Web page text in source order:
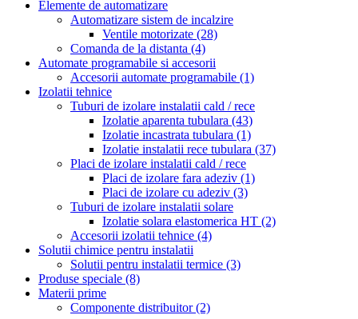
Elemente de automatizare
Automatizare sistem de incalzire
Ventile motorizate (28)
Comanda de la distanta (4)
Automate programabile si accesorii
Accesorii automate programabile (1)
Izolatii tehnice
Tuburi de izolare instalatii cald / rece
Izolatie aparenta tubulara (43)
Izolatie incastrata tubulara (1)
Izolatie instalatii rece tubulara (37)
Placi de izolare instalatii cald / rece
Placi de izolare fara adeziv (1)
Placi de izolare cu adeziv (3)
Tuburi de izolare instalatii solare
Izolatie solara elastomerica HT (2)
Accesorii izolatii tehnice (4)
Solutii chimice pentru instalatii
Solutii pentru instalatii termice (3)
Produse speciale (8)
Materii prime
Componente distribuitor(2)